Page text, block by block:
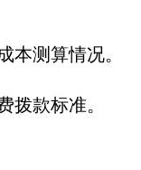
本测算情况。
拨款标准。